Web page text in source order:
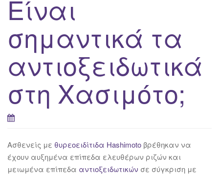
Είναι
σημαντικά τα
αντιοξειδωτικά
στη Χασιμότο;
Ασθενείς με θυρεοειδίτιδα Hashimoto βρέθηκαν να
έχουν αυξημένα επίπεδα ελευθέρων ριζών και
μειωμένα επίπεδα αντιοξειδωτικών σε σύγκριση με